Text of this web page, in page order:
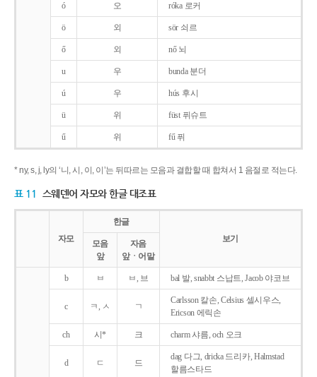
ó 오 róka 로커
ö 외 sör 쇠르
ő 외 nő 뇌
u 우 bunda 분더
ú 우 hús 후시
ü 위 füst 퓌슈트
ű 위 fű 퓌
* ny, s, j, ly의 ‘니, 시, 이, 이’는 뒤따르는 모음과 결합할 때 합쳐서 1 음절로 적는다.
표 11 스웨덴어 자모와 한글 대조표
자모
한글
보기
모음
앞
자음
앞ㆍ어말
b ㅂ ㅂ, 브 bal 발, snabbt 스납트, Jacob 야코브
c ㅋ, ㅅ ㄱ
Carlsson 칼손, Celsius 셀시우스,
Ericson 에릭손
ch 시* 크 charm 샤름, och 오크
d ㄷ 드
dag 다그, dricka 드리카, Halmstad
할름스타드